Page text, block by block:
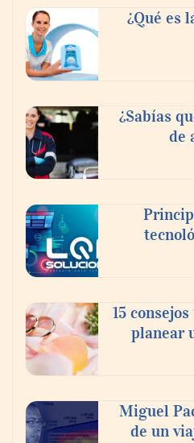
Reforestando con el
Sierra de Guadalupe
La cartera vencida
doble de velocidad que
Toro Tapas inaugura
¿Qué es
¿Sabías
de
15
planear
Miguel
de un